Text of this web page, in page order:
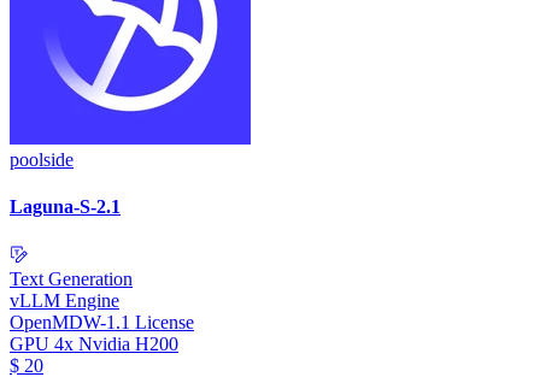
poolside
Laguna-S-2.1
Text Generation
vLLM Engine
OpenMDW-1.1 License
GPU 4x Nvidia H200
$ 20